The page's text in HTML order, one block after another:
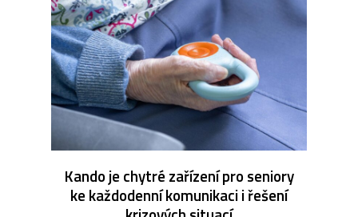
Kando je chytré zařízení pro seniory
ke každodenní komunikaci i řešení